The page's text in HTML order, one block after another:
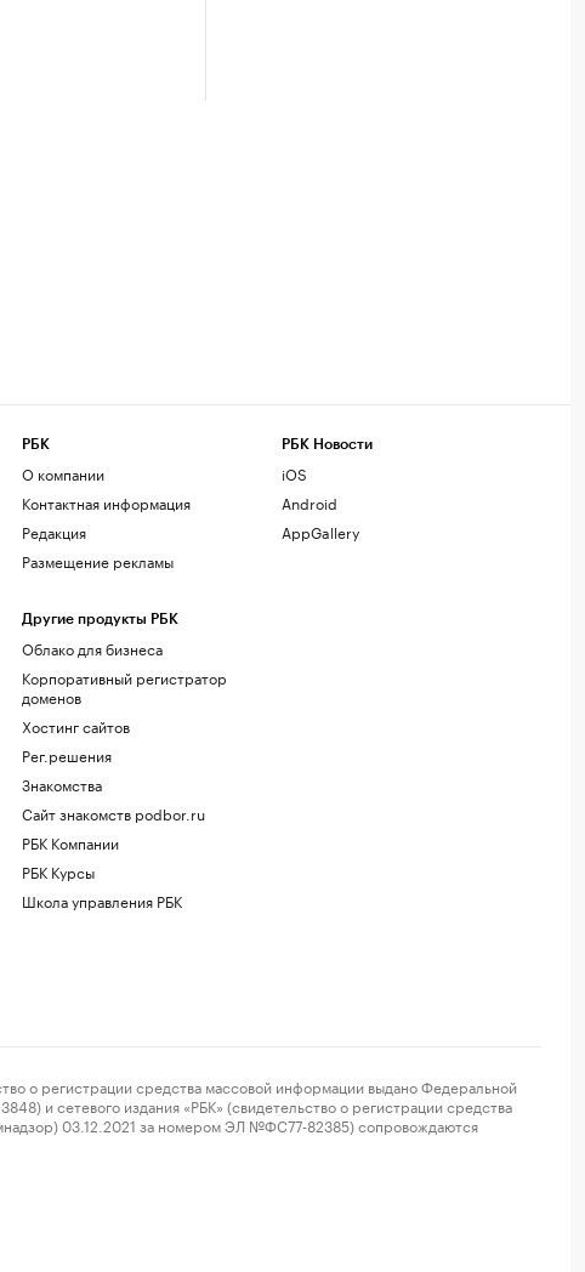
РБК
О компании
Контактная информация
Редакция
Размещение рекламы
Другие продукты РБК
Облако для бизнеса
Корпоративный регистратор
доменов
Хостинг сайтов
Рег.решения
Знакомства
Сайт знакомств podbor.ru
РБК Компании
РБК Курсы
Школа управления РБК
РБК Новости
iOS
Android
AppGallery
регистрации средства массовой информации выдано Федеральной
и сетевого издания «РБК» (свидетельство о регистрации средства
03.12.2021 за номером ЭЛ №ФС77-82385) сопровождаются